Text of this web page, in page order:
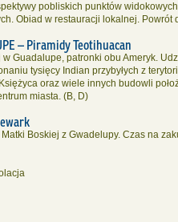
pobliskich punktów
Obiad w restauracji lokalnej.
Piramidy Teotihuacan
Guadalupe, patronki obu Ameryk.
tysięcy Indian przybyłych z
oraz wiele innych budowli
miasta. (B, D)
Boskiej z Gwadelupy. Czas na